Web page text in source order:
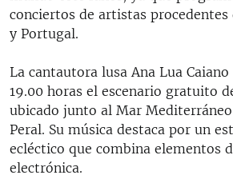
conciertos de artistas
y Portugal.
La cantautora lusa Ana Lua
19.00 horas el escenario gratuito
ubicado junto al Mar
Peral. Su música destaca por un
ecléctico que combina elementos
electrónica.